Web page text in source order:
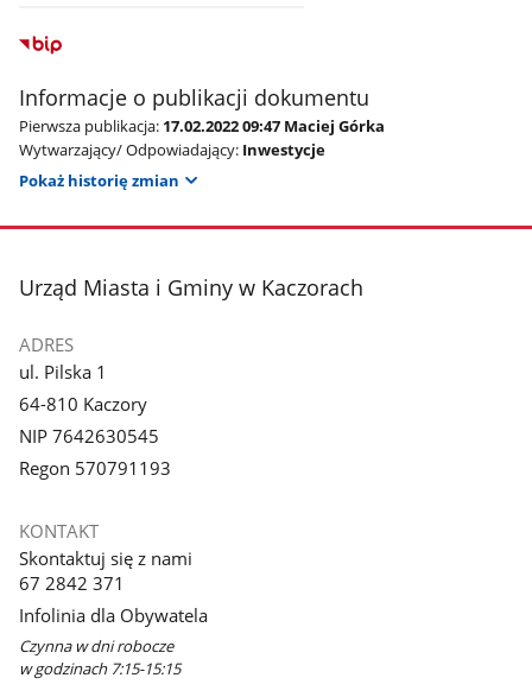
Informacje o publikacji dokumentu
Pierwsza publikacja: 17.02.2022 09:47 Maciej Górka
Wytwarzający/ Odpowiadający: Inwestycje
Pokaż historię zmian
stopka
Urząd Miasta i Gminy w Kaczorach
ADRES
ul. Pilska 1
64-810 Kaczory
NIP 7642630545
Regon 570791193
KONTAKT
Skontaktuj się z nami
67 2842 371
Infolinia dla Obywatela
Czynna w dni robocze
w godzinach 7:15-15:15